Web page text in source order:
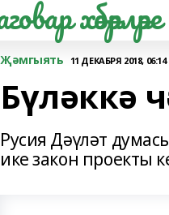
хәбәрләре
Җәмгыять 11 ДЕКАБРЯ 2018, 06:14
Бүләккә
Русия Дәүләт
ике закон проекты